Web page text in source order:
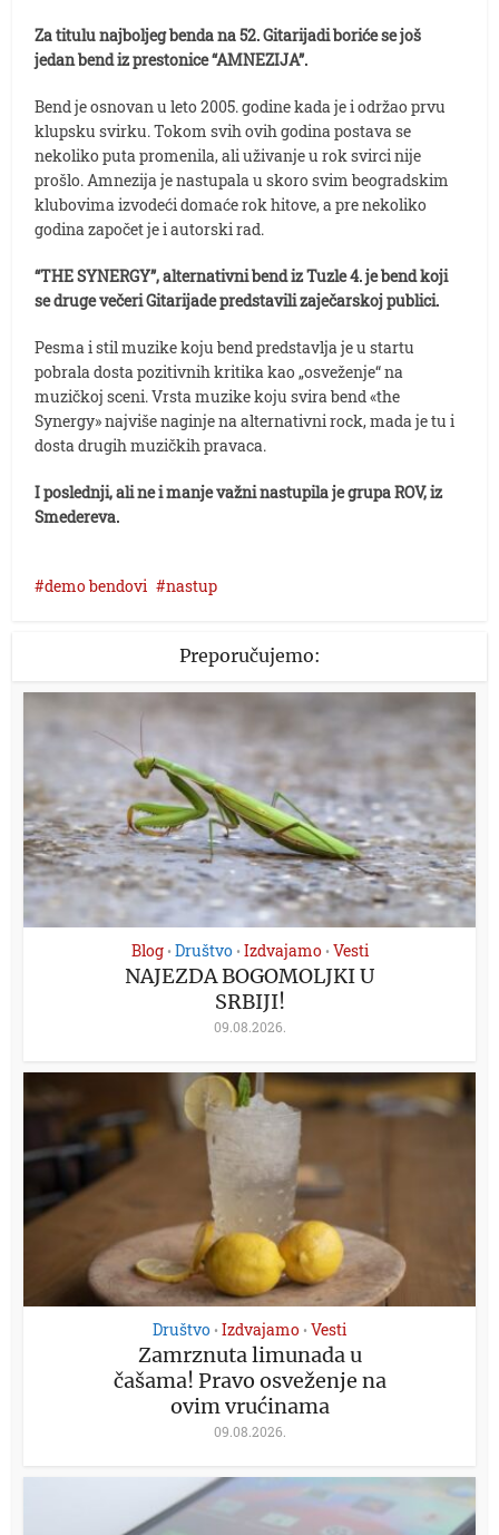
Za titulu najboljeg benda na 52. Gitarijadi boriće se još
jedan bend iz prestonice “AMNEZIJA”.
Bend je osnovan u leto 2005. godine kada je i održao prvu
klupsku svirku. Tokom svih ovih godina postava se
nekoliko puta promenila, ali uživanje u rok svirci nije
prošlo. Amnezija je nastupala u skoro svim beogradskim
klubovima izvodeći domaće rok hitove, a pre nekoliko
godina započet je i autorski rad.
“THE SYNERGY”, alternativni bend iz Tuzle 4. je bend koji
se druge večeri Gitarijade predstavili zaječarskoj publici.
Pesma i stil muzike koju bend predstavlja je u startu
pobrala dosta pozitivnih kritika kao „osveženje“ na
muzičkoj sceni. Vrsta muzike koju svira bend «the
Synergy» najviše naginje na alternativni rock, mada je tu i
dosta drugih muzičkih pravaca.
I poslednji, ali ne i manje važni nastupila je grupa ROV, iz
Smedereva.
demo bendovi nastup
Preporučujemo:
Blog • Društvo • Izdvajamo • Vesti
NAJEZDA BOGOMOLJKI U
SRBIJI!
09.08.2026.
Društvo • Izdvajamo • Vesti
Zamrznuta limunada u
čašama! Pravo osveženje na
ovim vrućinama
09.08.2026.